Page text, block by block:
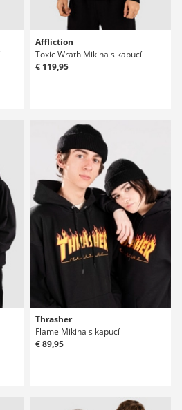
Affliction
Toxic Wrath Mikina s kapucí
€ 119,95
Thrasher
Flame Mikina s kapucí
€ 89,95